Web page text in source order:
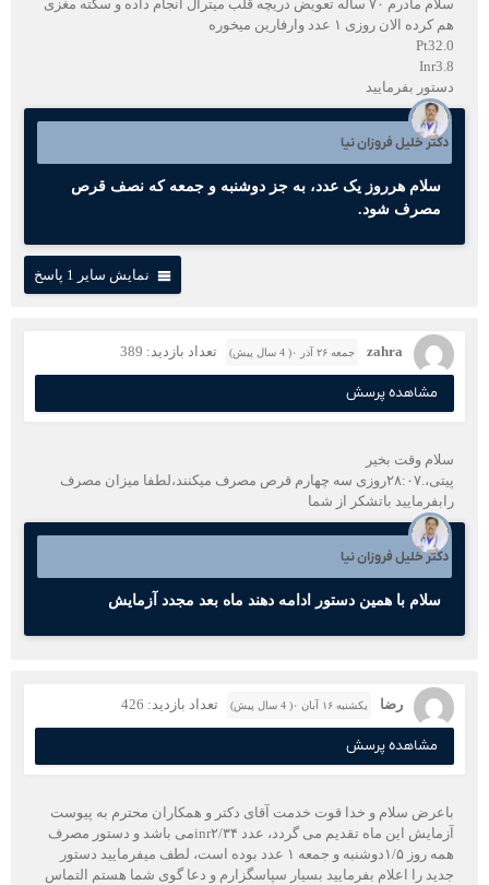
سلام مادرم ۷۰ ساله تعویض دریچه قلب میترال انجام داده و سکته مغزی
هم کرده الان روزی ۱ عدد وارفارین میخوره
Pt32.0
Inr3.8
دستور بفرمایید
دکتر خلیل فروزان نیا
سلام هرروز یک عدد، به جز دوشنبه و جمعه که نصف قرص
مصرف شود.
نمایش سایر 1 پاسخ
zahra جمعه ۲۶ آذر ۰( 4 سال پیش) تعداد بازدید: 389
مشاهده پرسش
سلام وقت بخیر
پیتی،.۲۸:۰۷روزی سه چهارم قرص مصرف میکنند،لطفا میزان مصرف
رابفرمایید باتشکر از شما
دکتر خلیل فروزان نیا
سلام با همین دستور ادامه دهند ماه بعد مجدد آزمایش
رضا یکشنبه ۱۶ آبان ۰( 4 سال پیش) تعداد بازدید: 426
مشاهده پرسش
باعرض سلام و خدا قوت خدمت آقای دکتر و همکاران محترم به پیوست
آزمایش این ماه تقدیم می گردد، عدد inr۲/۳۴می باشد و دستور مصرف
همه روز ۱/۵دوشنبه و جمعه ۱ عدد بوده است، لطف میفرمایید دستور
جدید را اعلام بفرمایید بسیار سپاسگزارم و دعا گوی شما هستم التماس